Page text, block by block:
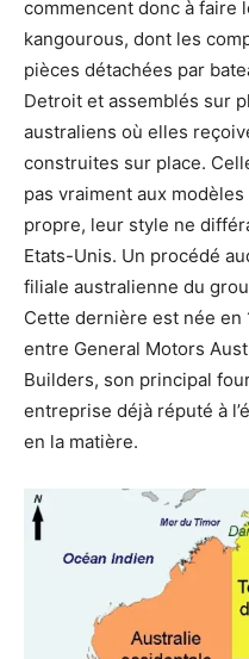
commencent donc à faire
kangourous, dont les
pièces détachées par
Detroit et assemblés sur
australiens où elles
construites sur place.
pas vraiment aux
propre, leur style ne
Etats-Unis. Un procédé
filiale australienne du
Cette dernière est née en
entre General Motors
Builders, son principal
entreprise déjà réputé à
en la matière.